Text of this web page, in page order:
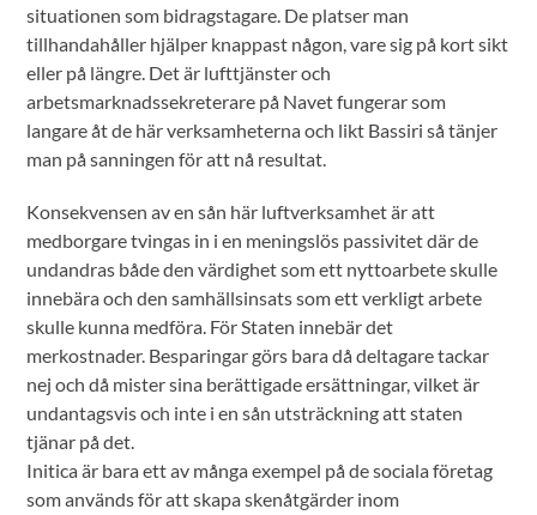
situationen som bidragstagare. De platser man
tillhandahåller hjälper knappast någon, vare sig på kort sikt
eller på längre. Det är lufttjänster och
arbetsmarknadssekreterare på Navet fungerar som
langare åt de här verksamheterna och likt Bassiri så tänjer
man på sanningen för att nå resultat.
Konsekvensen av en sån här luftverksamhet är att
medborgare tvingas in i en meningslös passivitet där de
undandras både den värdighet som ett nyttoarbete skulle
innebära och den samhällsinsats som ett verkligt arbete
skulle kunna medföra. För Staten innebär det
merkostnader. Besparingar görs bara då deltagare tackar
nej och då mister sina berättigade ersättningar, vilket är
undantagsvis och inte i en sån utsträckning att staten
tjänar på det.
Initica är bara ett av många exempel på de sociala företag
som används för att skapa skenåtgärder inom